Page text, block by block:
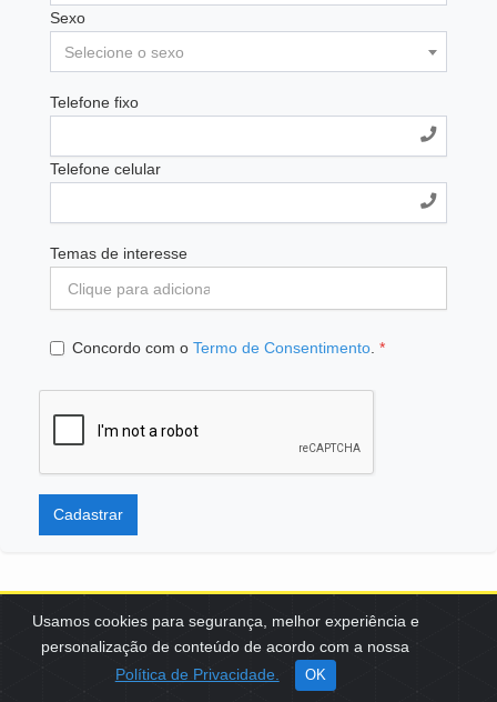
Usamos cookies para segurança, melhor experiência e
personalização de conteúdo de acordo com a nossa
Política de Privacidade.
OK
Sexo
Selecione o sexo
Telefone fixo
Telefone celular
Temas de interesse
Concordo com o Termo de Consentimento *
Cadastrar
SCES, TRECHO 02, LOTE 22 CEP: 70200-002 | BRASÍLIA (DF) | +55
61 3108-7000 / FBB@FBB.ORG.BR